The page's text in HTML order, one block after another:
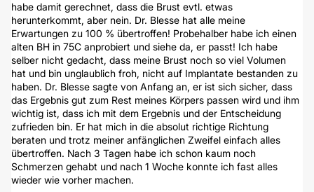
habe damit gerechnet, dass die Brust evtl. etwas
herunterkommt, aber nein. Dr. Blesse hat alle meine
Erwartungen zu 100 % übertroffen! Probehalber habe ich einen
alten BH in 75C anprobiert und siehe da, er passt! Ich habe
selber nicht gedacht, dass meine Brust noch so viel Volumen
hat und bin unglaublich froh, nicht auf Implantate bestanden zu
haben. Dr. Blesse sagte von Anfang an, er ist sich sicher, dass
das Ergebnis gut zum Rest meines Körpers passen wird und ihm
wichtig ist, dass ich mit dem Ergebnis und der Entscheidung
zufrieden bin. Er hat mich in die absolut richtige Richtung
beraten und trotz meiner anfänglichen Zweifel einfach alles
übertroffen. Nach 3 Tagen habe ich schon kaum noch
Schmerzen gehabt und nach 1 Woche konnte ich fast alles
wieder wie vorher machen.